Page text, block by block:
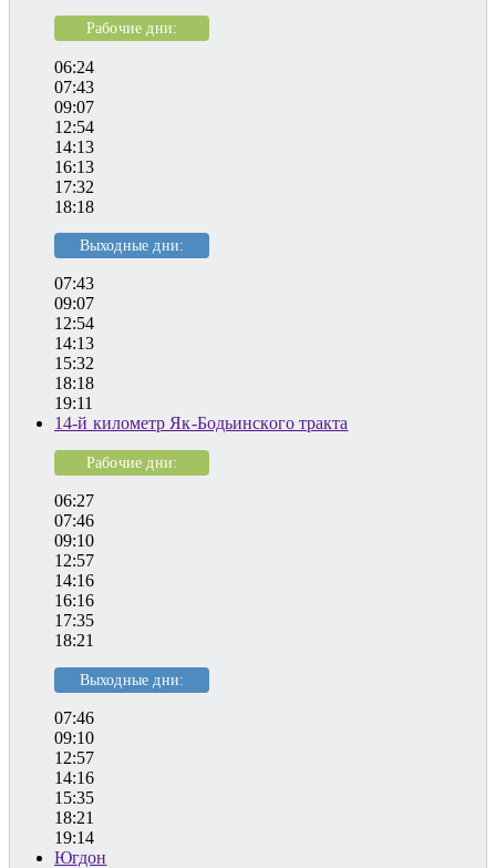
Рабочие дни:
06:24
07:43
09:07
12:54
14:13
16:13
17:32
18:18
Выходные дни:
07:43
09:07
12:54
14:13
15:32
18:18
19:11
14-й километр Як-Бодьинского тракта
Рабочие дни:
06:27
07:46
09:10
12:57
14:16
16:16
17:35
18:21
Выходные дни:
07:46
09:10
12:57
14:16
15:35
18:21
19:14
Югдон